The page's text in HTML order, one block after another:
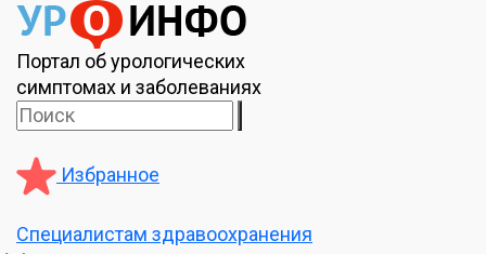
Портал об урологических
симптомах и заболеваниях
Избранное
Специалистам здравоохранения